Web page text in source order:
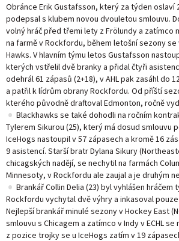
Obránce Erik Gustafsson, který za týden oslaví
podepsal s klubem novou dvouletou smlouvu.
volný hráč před třemi lety z Frölundy a zatímco
na farmě v Rockfordu, během letošní sezony
Hawks. V hlavním týmu letos Gustafsson
kterých vstřelil dvě branky a přidal čtyři
odehrál 61 zápasů (2+18), v AHL pak zasáhl do
a patřil k lídrům obrany Rockfordu. Od příští
kterého původně draftoval Edmonton, ročně
• Blackhawks se také dohodli na ročním
Tylerem Sikurou (25), který má dosud smlouvu
IceHogs nastoupil v 57 zápasech a kromě 16
9 asistencí. Starší bratr Dylana Sikury
chicagských nadějí, se nechytil na farmách
Minnesoty, v Rockfordu ale zaujal a je druhým
• Brankář Collin Delia (23) byl vyhlášen hráčem
Rockfordu vychytal dvě výhry a inkasoval
Nejlepší brankář minulé sezony v Hockey East
smlouvu s Chicagem a zatímco v Indy v ECHL se
z pozice trojky se u IceHogs zatím v 19